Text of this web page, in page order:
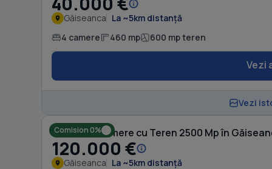
Găiseanca La ~5km distanță
4 camere 460 mp 600 mp teren
Vezi
Vezi
Comision 0%
Casă cu 3 camere cu Teren 2500 Mp în
120.000 €
Găiseanca La ~5km distanță